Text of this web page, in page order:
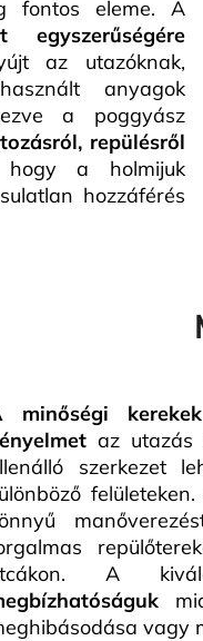
fontos eleme. A
az utazóknak,
anyagok
a poggyász
repülésről
a holmijuk
hozzáférés
minőségi kerekek
az utazás
szerkezet
A
vagy